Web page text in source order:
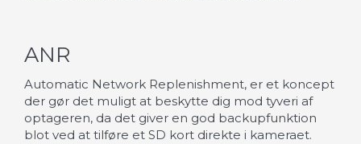
ANR
Automatic Network Replenishment, er et koncept
der gør det muligt at beskytte dig mod tyveri af
optageren, da det giver en god backupfunktion
blot ved at tilføre et SD kort direkte i kameraet.